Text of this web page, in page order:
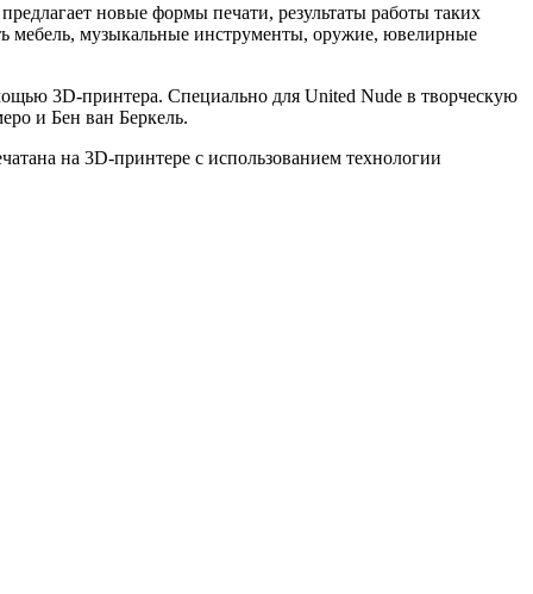
новые формы печати, результаты работы таких
мебель, музыкальные инструменты, оружие, ювелирные
3D-принтера. Специально для United Nude в творческую
и Бен ван Беркель.
на 3D-принтере с использованием технологии